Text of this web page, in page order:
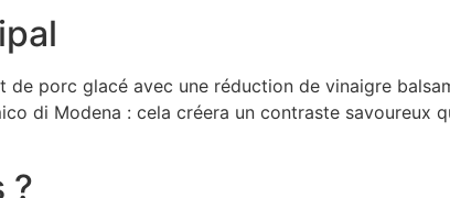
porc glacé avec une réduction de vinaigre
di Modena : cela créera un contraste savoureux
?